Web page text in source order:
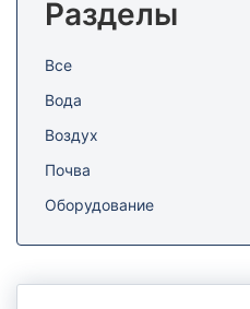
Разделы
Все
Вода
Воздух
Почва
Оборудование